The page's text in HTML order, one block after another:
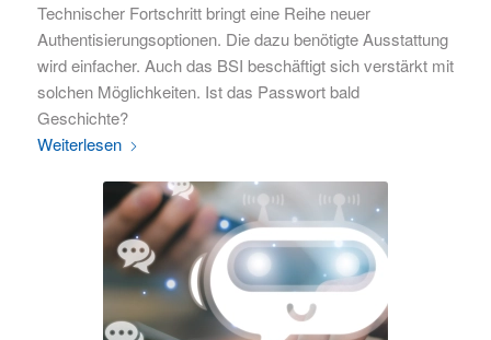
Technischer Fortschritt bringt eine Reihe neuer
Authentisierungsoptionen. Die dazu benötigte Ausstattung
wird einfacher. Auch das BSI beschäftigt sich verstärkt mit
solchen Möglichkeiten. Ist das Passwort bald
Geschichte?
Weiterlesen